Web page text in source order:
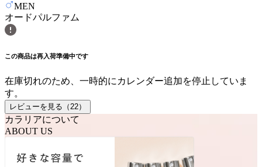
MEN
オードパルファム
この商品は再入荷準備中です
在庫切れのため、一時的にカレンダー追加を停止していま
す。
レビューを見る（ 22）
カラリアについて
ABOUT US